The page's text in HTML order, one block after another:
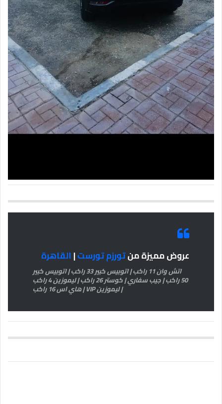
عروض مميزة منتورزم تورست|القاهرة
اتش وان 11 راكب | اتوبيس كبير 33 راكب | اتوبيس كبير
50 راكب | جيب سفاري | كوستر 26 راكب | ليموزين 4 راكب
| ليموزين VIP | هاي اس 16 راكب